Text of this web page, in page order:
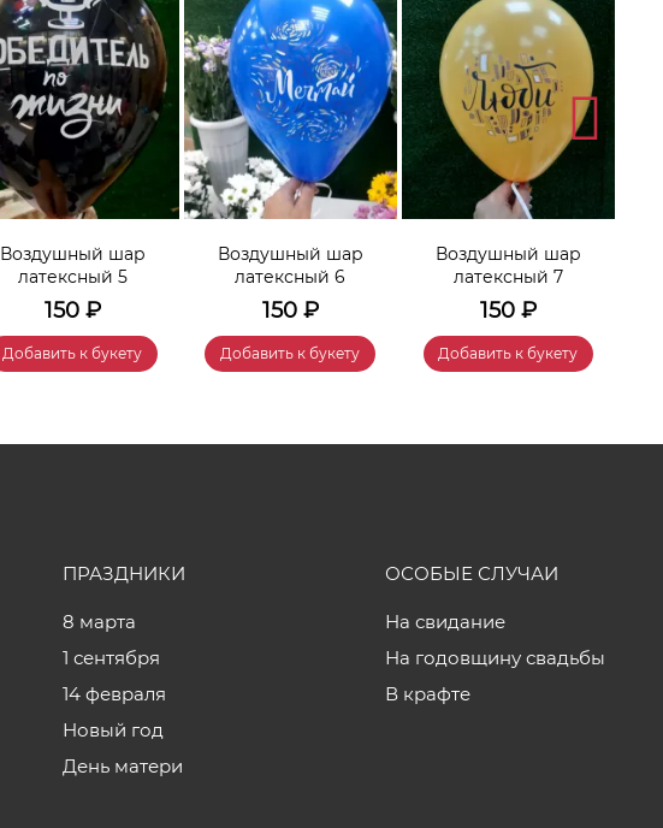
Воздушный шар
латексный 5
150₽
Добавить к букету
Воздушный шар
латексный 6
150₽
Добавить к букету
Воздушный шар
латексный 7
150₽
Добавить к букету
ПРАЗДНИКИ
8 марта
1 сентября
14 февраля
Новый год
День матери
ОСОБЫЕ СЛУЧАИ
На свидание
На годовщину свадьбы
В крафте